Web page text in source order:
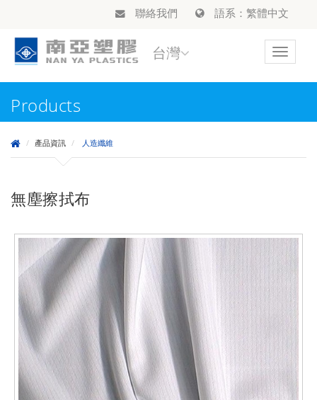
聯絡我們 語系：繁體中文
Toggle
台灣
Products
產品資訊 人造纖維
無塵擦拭布